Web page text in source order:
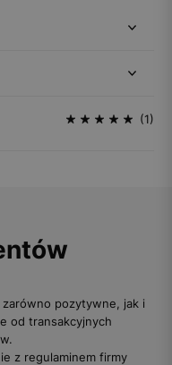
(1)
pozytywne, jak i
od transakcyjnych
z regulaminem firmy